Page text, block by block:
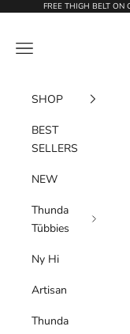
Skip to contentFREE THIGH BELT ON
Navigation menu
SHOP
BEST
SELLERS
NEW
Thunda
Tūbbies
Ny Hi
Artisan
Thunda